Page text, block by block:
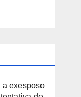
a exesposo